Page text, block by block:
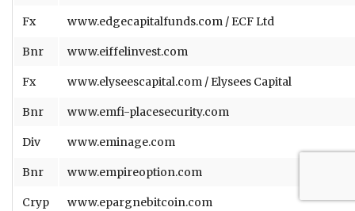
Fx www.edgecapitalfunds.com / ECF Ltd
Bnr www.eiffelinvest.com
Fx www.elyseescapital.com / Elysees Capital
Bnr www.emfi-placesecurity.com
Div www.eminage.com
Bnr www.empireoption.com
Cryp www.epargnebitcoin.com